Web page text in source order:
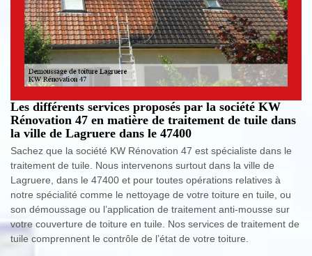
Les différents services proposés par la société KW
Rénovation 47 en matière de traitement de tuile dans
la ville de Lagruere dans le 47400
Sachez que la société KW Rénovation 47 est spécialiste dans le
traitement de tuile. Nous intervenons surtout dans la ville de
Lagruere, dans le 47400 et pour toutes opérations relatives à
notre spécialité comme le nettoyage de votre toiture en tuile, ou
son démoussage ou l’application de traitement anti-mousse sur
votre couverture de toiture en tuile. Nos services de traitement de
tuile comprennent le contrôle de l’état de votre toiture.